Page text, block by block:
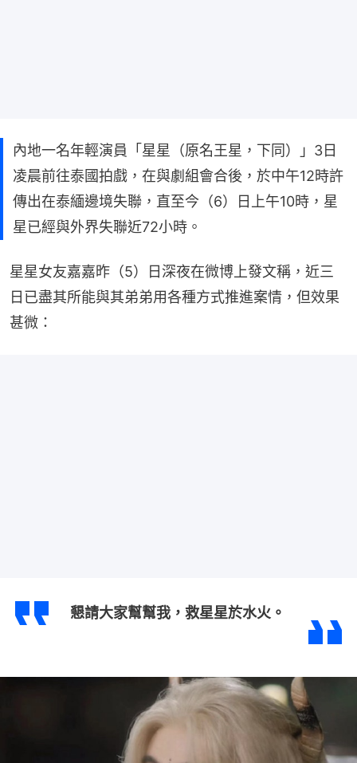
內地一名年輕演員「星星（原名王星，下同）」3日
凌晨前往泰國拍戲，在與劇組會合後，於中午12時許
傳出在泰緬邊境失聯，直至今（6）日上午10時，星
星已經與外界失聯近72小時。
星星女友嘉嘉昨（5）日深夜在微博上發文稱，近三
日已盡其所能與其弟弟用各種方式推進案情，但效果
甚微：
懇請大家幫幫我，救星星於水火。